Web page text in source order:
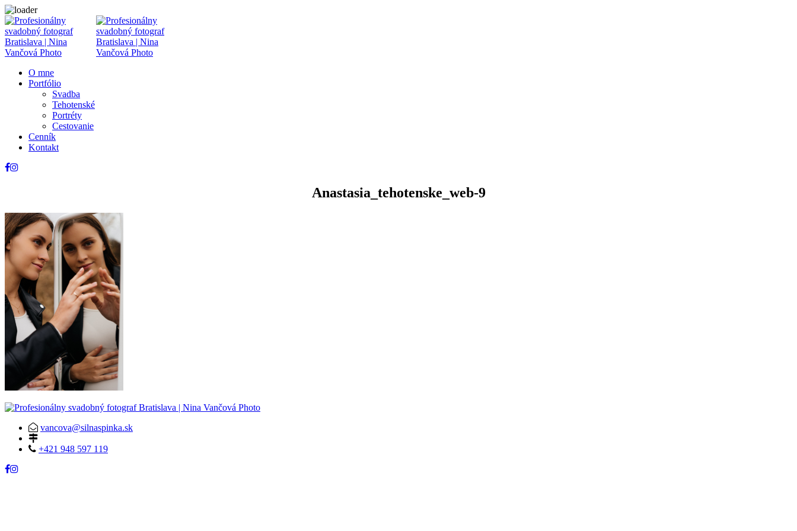
O mne
Portfólio
Svadba
Tehotenské
Portréty
Cestovanie
Cenník
Kontakt
Anastasia_tehotenske_web-9
vancova@silnaspinka.sk
+421 948 597 119